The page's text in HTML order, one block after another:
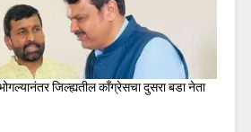
जिल्ह्यतील कॉंग्रेसचा दुसरा बडा नेता